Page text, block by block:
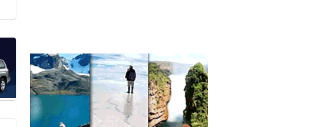
Centro Médico de Estética
Centros de Estética Corporal
Estética capilar
Medicina Estética
Odontología Estética
Estética Dental